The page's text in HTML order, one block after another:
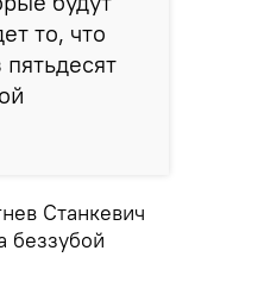
то, что
Станкевич
беззубой